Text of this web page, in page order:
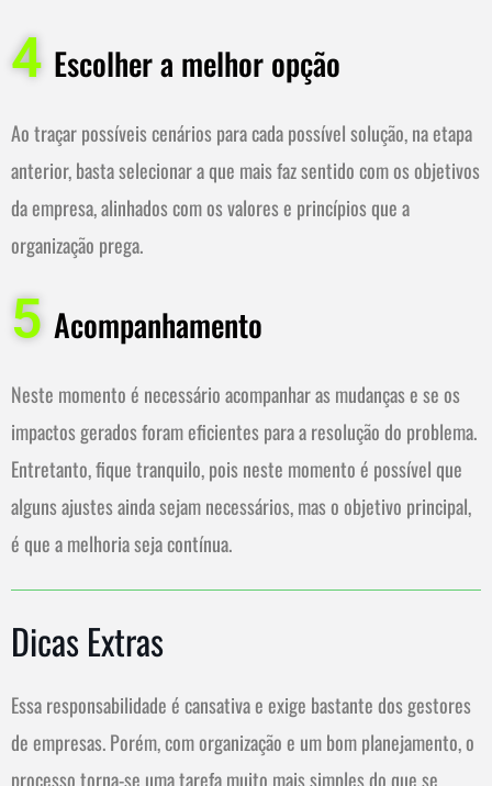
4 Escolher a melhor opção
Ao traçar possíveis cenários para cada possível solução, na etapa
anterior, basta selecionar a que mais faz sentido com os objetivos
da empresa, alinhados com os valores e princípios que a
organização prega.
5 Acompanhamento
Neste momento é necessário acompanhar as mudanças e se os
impactos gerados foram eficientes para a resolução do problema.
Entretanto, fique tranquilo, pois neste momento é possível que
alguns ajustes ainda sejam necessários, mas o objetivo principal,
é que a melhoria seja contínua.
Dicas Extras
Essa responsabilidade é cansativa e exige bastante dos gestores
de empresas. Porém, com organização e um bom planejamento, o
processo torna-se uma tarefa muito mais simples do que se